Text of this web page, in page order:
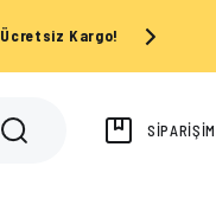
Ücretsiz Kargo!